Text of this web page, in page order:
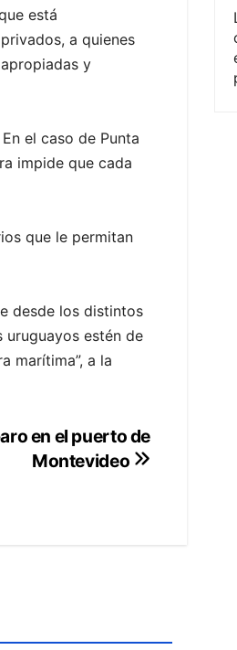
está
a quienes
y
el caso de Punta
impide que cada
que le permitan
desde los distintos
uruguayos estén de
marítima”, a la
en el puerto de
Montevideo